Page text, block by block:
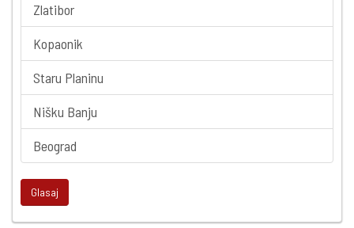
Zlatibor
Kopaonik
Staru Planinu
Nišku Banju
Beograd
Glasaj